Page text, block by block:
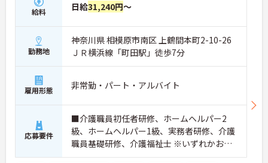
給料 日給31,240円～
勤務地
神奈川県 相模原市南区 上鶴間本町2-10-26
ＪＲ横浜線「町田駅」徒歩7分
雇用形態 非常勤・パート・アルバイト
応募要件
■介護職員初任者研修、ホームヘルパー2
級、ホームヘルパー1級、実務者研修、介護
職員基礎研修、介護福祉士 ※いずれかお持
ちの方 ※資格をお持ちでない方も相談可